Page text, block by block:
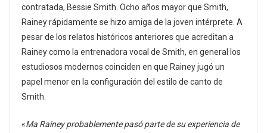
contratada, Bessie Smith. Ocho años mayor que Smith,
Rainey rápidamente se hizo amiga de la joven intérprete. A
pesar de los relatos históricos anteriores que acreditan a
Rainey como la entrenadora vocal de Smith, en general los
estudiosos modernos coinciden en que Rainey jugó un
papel menor en la configuración del estilo de canto de
Smith.
«Ma Rainey probablemente pasó parte de su experiencia de